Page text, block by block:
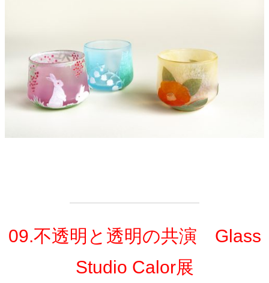
09.不透明と透明の共演 Glass
Studio Calor展